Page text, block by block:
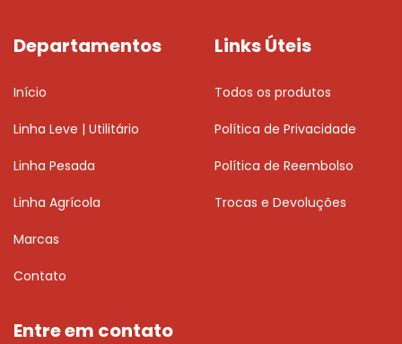
Departamentos
Início
Linha Leve | Utilitário
Linha Pesada
Linha Agrícola
Marcas
Contato
Links Úteis
Todos os produtos
Política de Privacidade
Política de Reembolso
Trocas e Devoluções
Entre em contato